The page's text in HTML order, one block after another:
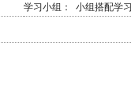
学习小组： 小组搭配学